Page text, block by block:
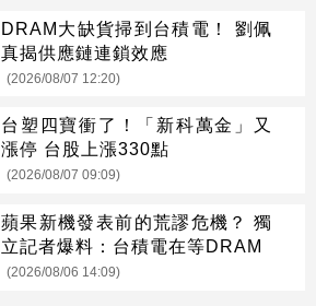
DRAM大缺貨掃到台積電！ 劉佩
真揭供應鏈連鎖效應
(2026/08/07 12:20)
台塑四寶衝了！「新科萬金」又
漲停 台股上漲330點
(2026/08/07 09:09)
蘋果新機發表前的荒謬危機？ 獨
立記者爆料：台積電在等DRAM
(2026/08/06 14:09)